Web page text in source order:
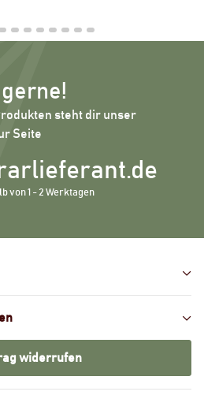
steht dir unser
Seite
von 1 - 2 Werktagen
widerrufen